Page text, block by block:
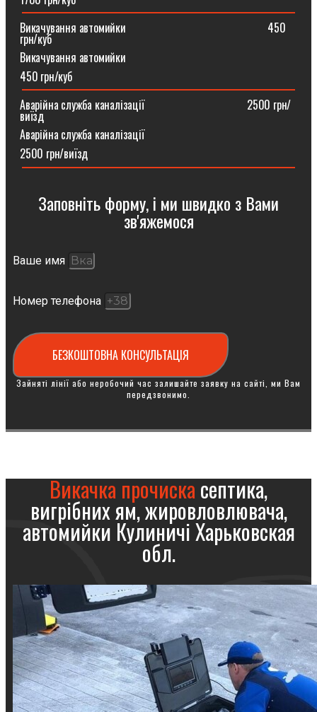
Викачування автомийки⠀⠀⠀⠀⠀⠀⠀⠀⠀⠀⠀⠀⠀⠀⠀⠀⠀450
грн/куб
Викачування автомийки
450 грн/куб
Аварійна служба каналізації ⠀⠀⠀⠀⠀⠀⠀⠀⠀⠀⠀⠀2500 грн/
виїзд
Аварійна служба каналізації
2500 грн/виїзд
Заповніть форму, і ми швидко з Вами
зв'яжемося
Ваше имя
Номер телефона
БЕЗКОШТОВНА КОНСУЛЬТАЦІЯ
Зайняті лінії або неробочий час залишайте заявку на сайті, ми Вам
передзвонимо.
Викачка прочискасептика,
вигрібних ям, жировловлювача,
автомийки Кулиничі Харьковская
обл.